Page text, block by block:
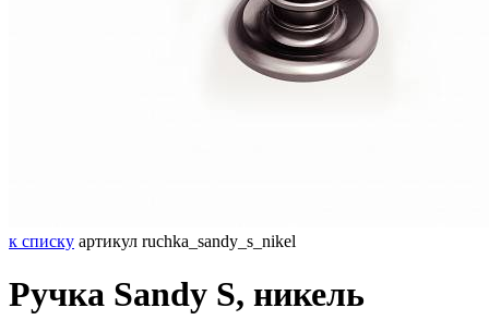
к списку артикул ruchka_sandy_s_nikel
Ручка Sandy S, никель